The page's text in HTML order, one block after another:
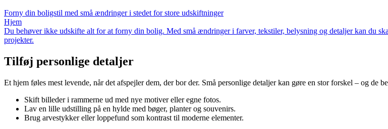
Forny din boligstil med små ændringer i stedet for store udskiftninger
Hjem
Du behøver ikke udskifte alt for at forny din bolig. Med små ændringer i farver, tekstiler, belysning og detaljer kan du
projekter.
Tilføj personlige detaljer
Et hjem føles mest levende, når det afspejler dem, der bor der. Små personlige detaljer kan gøre en stor forskel – og de
Skift billeder i rammerne ud med nye motiver eller egne fotos.
Lav en lille udstilling på en hylde med bøger, planter og souvenirs.
Brug arvestykker eller loppefund som kontrast til moderne elementer.